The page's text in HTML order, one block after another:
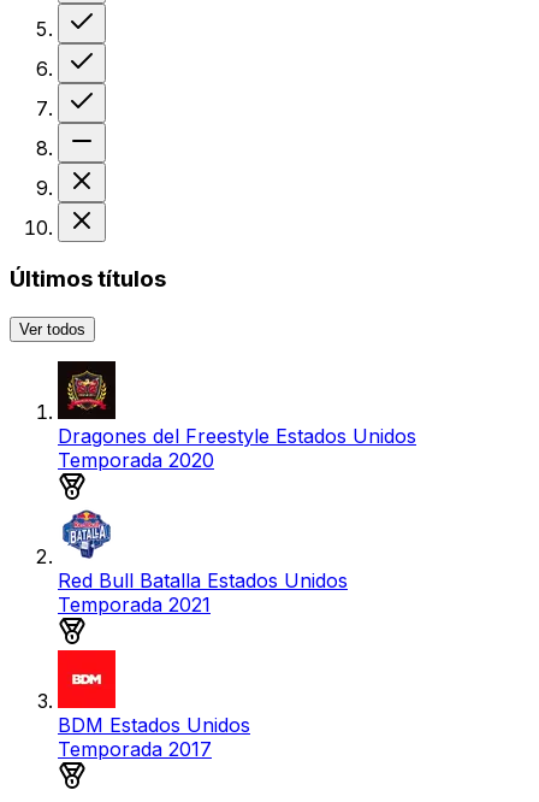
Últimos títulos
Ver todos
Dragones del Freestyle Estados Unidos
Temporada 2020
Red Bull Batalla Estados Unidos
Temporada 2021
BDM Estados Unidos
Temporada 2017